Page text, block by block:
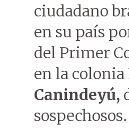
ciudadano
en su país
del Primer
en la
Canindeyú,
sospechosos.